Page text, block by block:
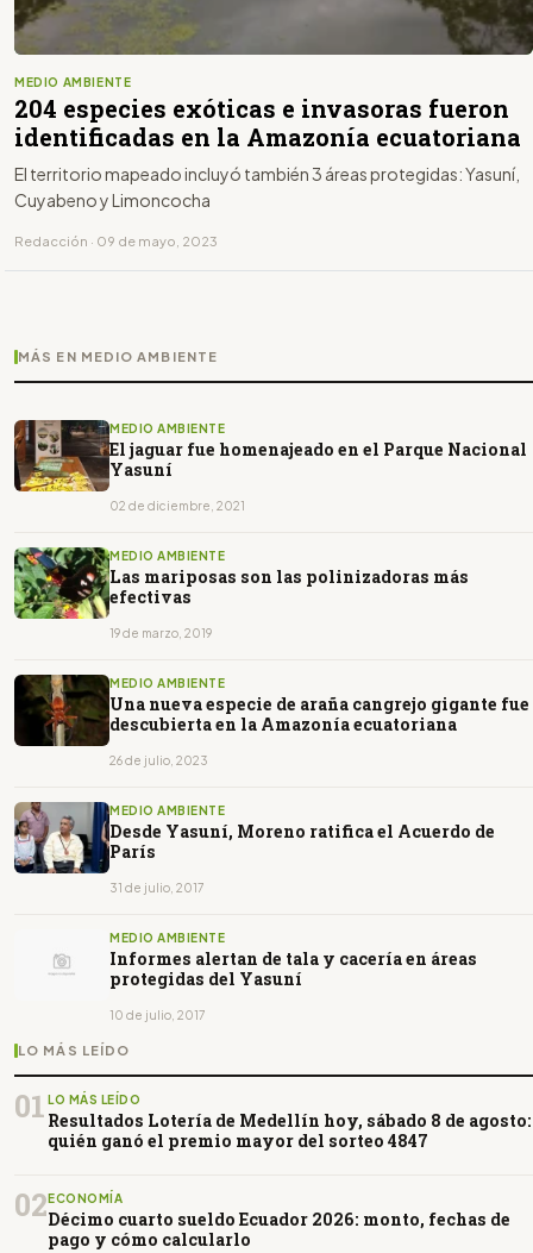
MEDIO AMBIENTE
204 especies exóticas e invasoras fueron
identificadas en la Amazonía ecuatoriana
El territorio mapeado incluyó también 3 áreas protegidas: Yasuní,
Cuyabeno y Limoncocha
Redacción · 09 de mayo, 2023
MÁS EN MEDIO AMBIENTE
MEDIO AMBIENTE
El jaguar fue homenajeado en el Parque Nacional
Yasuní
02 de diciembre, 2021
MEDIO AMBIENTE
Las mariposas son las polinizadoras más
efectivas
19 de marzo, 2019
MEDIO AMBIENTE
Una nueva especie de araña cangrejo gigante fue
descubierta en la Amazonía ecuatoriana
26 de julio, 2023
MEDIO AMBIENTE
Desde Yasuní, Moreno ratifica el Acuerdo de
París
31 de julio, 2017
MEDIO AMBIENTE
Informes alertan de tala y cacería en áreas
protegidas del Yasuní
10 de julio, 2017
LO MÁS LEÍDO
01 LO MÁS LEÍDO
Resultados Lotería de Medellín hoy, sábado 8 de agosto:
quién ganó el premio mayor del sorteo 4847
02 ECONOMÍA
Décimo cuarto sueldo Ecuador 2026: monto, fechas de
pago y cómo calcularlo